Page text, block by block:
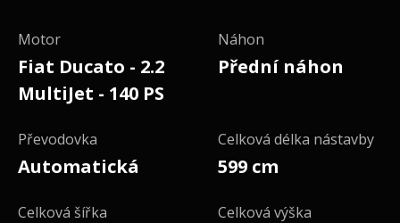
Motor
Fiat Ducato - 2.2
MultiJet - 140 PS
Náhon
Přední náhon
Převodovka
Automatická
Celková délka nástavby
599 cm
Celková šířka Celková výška